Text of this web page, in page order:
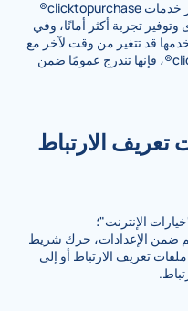
تساعدنا ملفات تعريف الارتباط في توفير خدمات clicktopurchase®
تجربة أكثر أمانًا، وفي
قد تتغير من وقت لآخر مع
تحسيننا وتحديث خدمات clicktopurchase®، فإنها تندرج عمومًا ضمن
تعريف الارتباط
ثم ضمن الإعدادات، حرك شريط
تعريف الارتباط أو إلى